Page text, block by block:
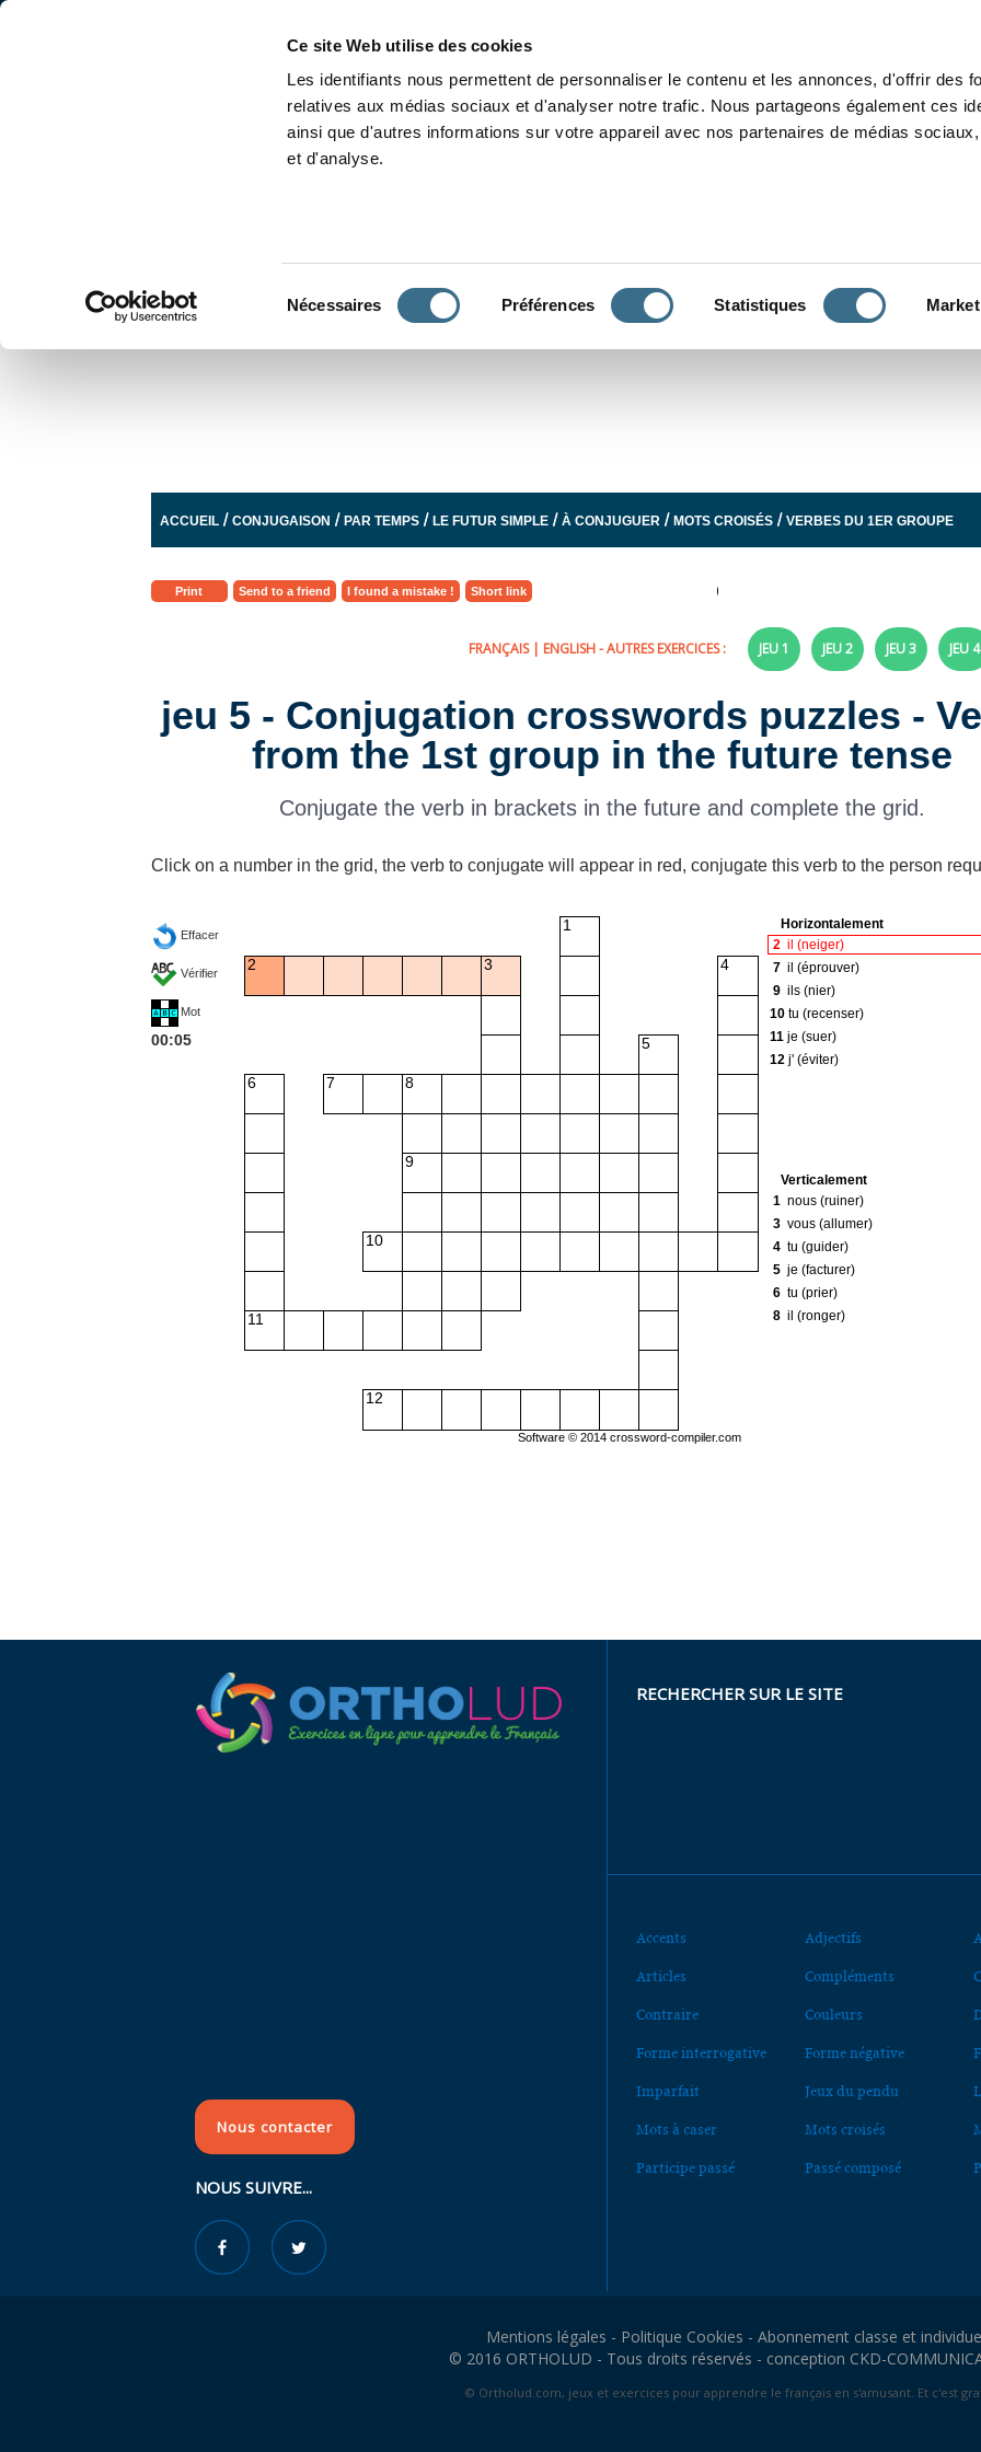
Ce site Web utilise des cookies
Les identifiants nous permettent de personnaliser le contenu et les annonces, d'offrir des
relatives aux médias sociaux et d'analyser notre trafic. Nous partageons également ces
ainsi que d'autres informations sur votre appareil avec nos partenaires de médias
et d'analyse.
Nécessaires Préférences Statistiques
ACCUEIL/ CONJUGAISON / PAR TEMPS/ LE FUTUR SIMPLE/ À CONJUGUER / MOTS CROISÉS/ VERBES DU 1ER GROUPE
Print Send to a friend I found a mistake ! Short link
FRANÇAIS| ENGLISH- AUTRES EXERCICES : JEU 1 JEU 2 JEU 3 JEU 4
jeu 5 - Conjugation crosswords puzzles -
from the 1st group in the future tense
Conjugate the verb in brackets in the future and complete the grid.
Click on a number in the grid, the verb to conjugate will appear in red, conjugate this verb to the person
Effacer
Vérifier
Mot
00:05
Horizontalement
2 il (neiger)
7 il (éprouver)
9 ils (nier)
10 tu (recenser)
11 je (suer)
12 j' (éviter)
Verticalement
1 nous (ruiner)
3 vous (allumer)
4 tu (guider)
5 je (facturer)
6 tu (prier)
8 il (ronger)
2
6
11
7
10
12
8
9
3
1
5
4
Software © 2014 crossword-compiler.com
Nous contacter
NOUS SUIVRE...
RECHERCHER SUR LE SITE
Accents Adjectifs
Articles Compléments
Contraire Couleurs
Forme interrogative Forme négative
Imparfait Jeux du pendu
Mots à caser Mots croisés
Participe passé Passé composé
Mentions légales - Politique Cookies - Abonnement classe et
© 2016 ORTHOLUD - Tous droits réservés - conception CKD-
© Ortholud.com, jeux et exercices pour apprendre le français en s'amusant. Et c'est